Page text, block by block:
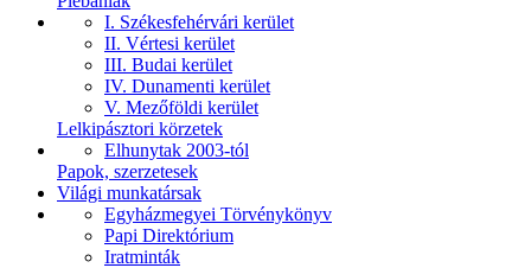
I. Székesfehérvári kerület
II. Vértesi kerület
III. Budai kerület
IV. Dunamenti kerület
V. Mezőföldi kerület
Lelkipásztori körzetek
Elhunytak 2003-tól
Papok, szerzetesek
Világi munkatársak
Egyházmegyei Törvénykönyv
Papi Direktórium
Iratminták